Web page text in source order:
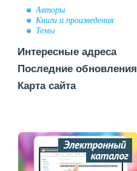
Авторы
Книги и произведения
Темы
Интересные адреса
Последние обновления
Карта сайта